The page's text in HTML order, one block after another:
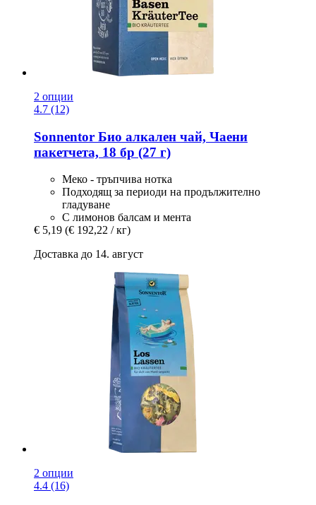
2 опции
4.7 (12)
Sonnentor Био алкален чай, Чаени
пакетчета, 18 бр (27 г)
Меко - тръпчива нотка
Подходящ за периоди на продължително
гладуване
С лимонов балсам и мента
€ 5,19 (€ 192,22 / кг)
Доставка до 14. август
2 опции
4.4 (16)